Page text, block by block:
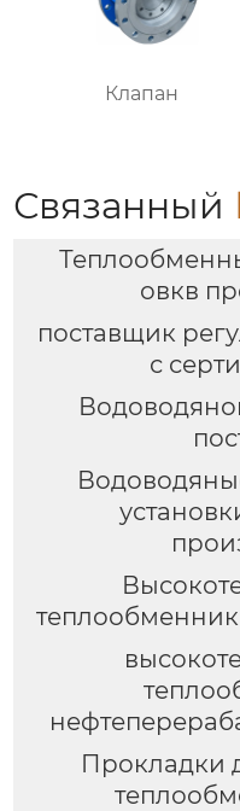
Клапан
Связанный
овкв
поставщик
с
Прокладки